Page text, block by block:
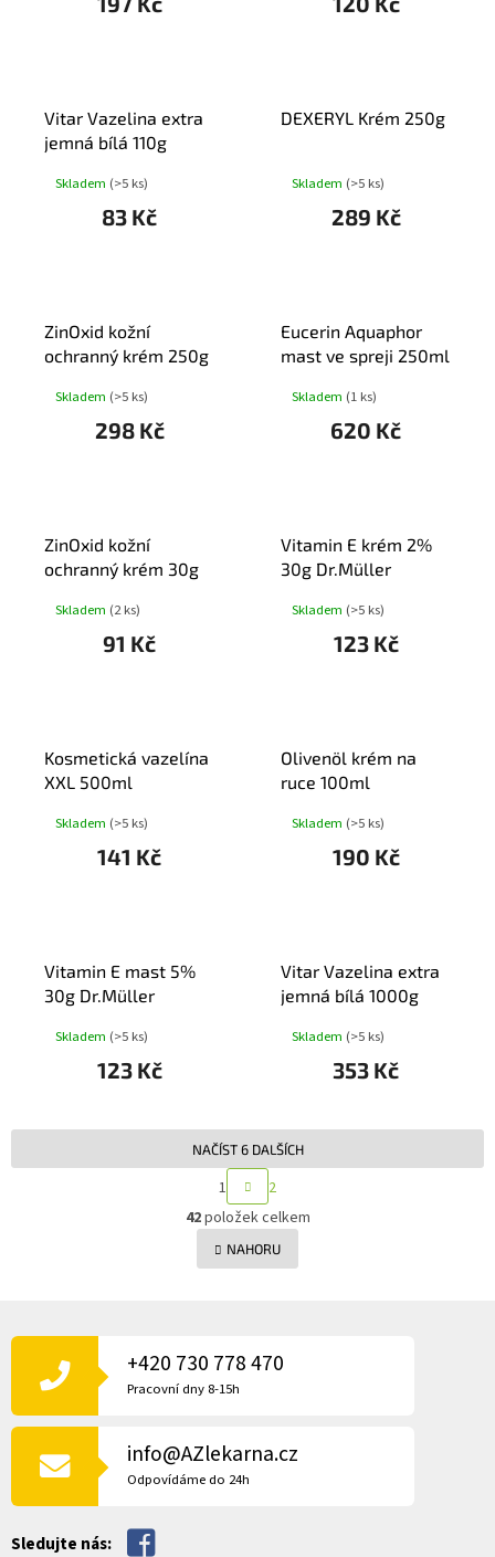
Vitar Vazelina extra
jemná bílá 110g
Skladem (>5 ks)
83 Kč
DEXERYL Krém 250g
Skladem (>5 ks)
289 Kč
ZinOxid kožní
ochranný krém 250g
Skladem (>5 ks)
298 Kč
Eucerin Aquaphor
mast ve spreji 250ml
Skladem (1 ks)
620 Kč
ZinOxid kožní
ochranný krém 30g
Skladem (2 ks)
91 Kč
Vitamin E krém 2%
30g Dr.Müller
Skladem (>5 ks)
123 Kč
Kosmetická vazelína
XXL 500ml
Skladem (>5 ks)
141 Kč
Olivenöl krém na
ruce 100ml
Skladem (>5 ks)
190 Kč
Vitamin E mast 5%
30g Dr.Müller
Skladem (>5 ks)
123 Kč
Vitar Vazelina extra
jemná bílá 1000g
Skladem (>5 ks)
353 Kč
O
v
l
á
p
y
v
ý
NAČÍST 6 DALŠÍCH
T
R
Á
N
K
1
2
42položek celkem
NAHORU
Á
T
+420 730 778 470
Pracovní dny 8-15h
info@AZlekarna.cz
Odpovídáme do 24h
Sledujte nás: